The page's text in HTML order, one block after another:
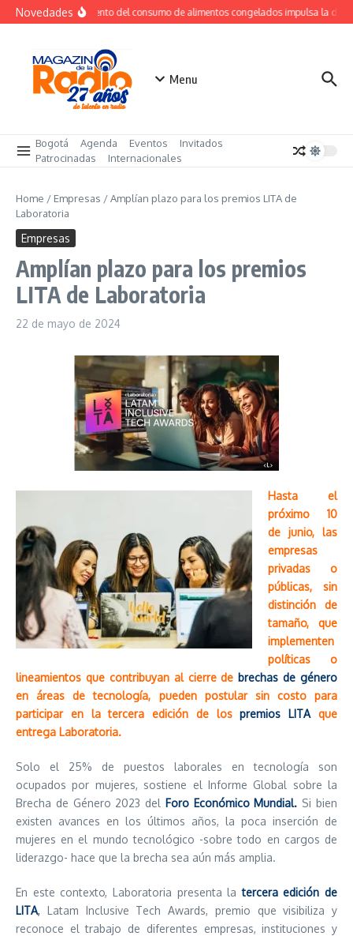
Saltar al contenido
NovedadesCrecimiento del consumo de alimentos congelados impulsa la
Menu
Bogotá Agenda Eventos
Invitados
Patrocinadas
Internacionales
Home / Empresas /Amplían plazo para los premios LITA de
Laboratoria
Empresas
Amplían plazo para los premios
LITA de Laboratoria
22 de mayo de 2024
Hasta el
próximo 10
de junio, las
empresas
privadas o
públicas, sin
distinción de
tamaño, que
implementen
políticas o
lineamientos que contribuyan al cierre de brechas de género
en áreas de tecnología, pueden postular sin costo para
participar en la tercera edición de lospremios LITA que
entrega Laboratoria.
Solo el 25% de puestos laborales en tecnología son
ocupados por mujeres, sostiene el Informe Global sobre la
Brecha de Género 2023 del Foro Económico Mundial. Si bien
existen avances en los últimos años, la poca inserción de
mujeres en el mundo tecnológico -sobre todo en cargos de
liderazgo- hace que la brecha sea aún más amplia.
En este contexto, Laboratoria presenta latercera edición de
LITA, Latam Inclusive Tech Awards, premio que visibiliza y
reconoce el trabajo de diferentes empresas, instituciones y